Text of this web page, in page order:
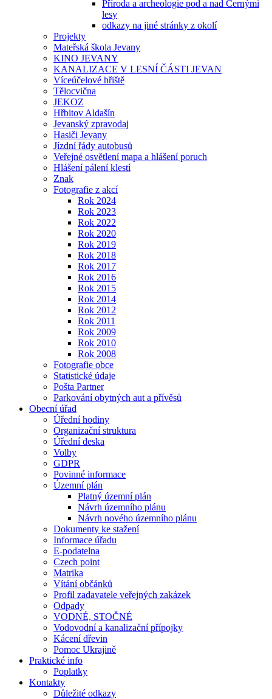
Příroda a archeologie pod a nad Černými
lesy
odkazy na jiné stránky z okolí
Projekty
Mateřská škola Jevany
KINO JEVANY
KANALIZACE V LESNÍ ČÁSTI JEVAN
Víceúčelové hřiště
Tělocvična
JEKOZ
Hřbitov Aldašín
Jevanský zpravodaj
Hasiči Jevany
Jízdní řády autobusů
Veřejné osvětlení mapa a hlášení poruch
Hlášení pálení klestí
Znak
Fotografie z akcí
Rok 2024
Rok 2023
Rok 2022
Rok 2020
Rok 2019
Rok 2018
Rok 2017
Rok 2016
Rok 2015
Rok 2014
Rok 2012
Rok 2011
Rok 2009
Rok 2010
Rok 2008
Fotografie obce
Statistické údaje
Pošta Partner
Parkování obytných aut a přívěsů
Obecní úřad
Úřední hodiny
Organizační struktura
Úřední deska
Volby
GDPR
Povinné informace
Územní plán
Platný územní plán
Návrh územního plánu
Návrh nového územního plánu
Dokumenty ke stažení
Informace úřadu
E-podatelna
Czech point
Matrika
Vítání občánků
Profil zadavatele veřejných zakázek
Odpady
VODNÉ, STOČNÉ
Vodovodní a kanalizační přípojky
Kácení dřevin
Pomoc Ukrajině
Praktické info
Poplatky
Kontakty
Důležité odkazy